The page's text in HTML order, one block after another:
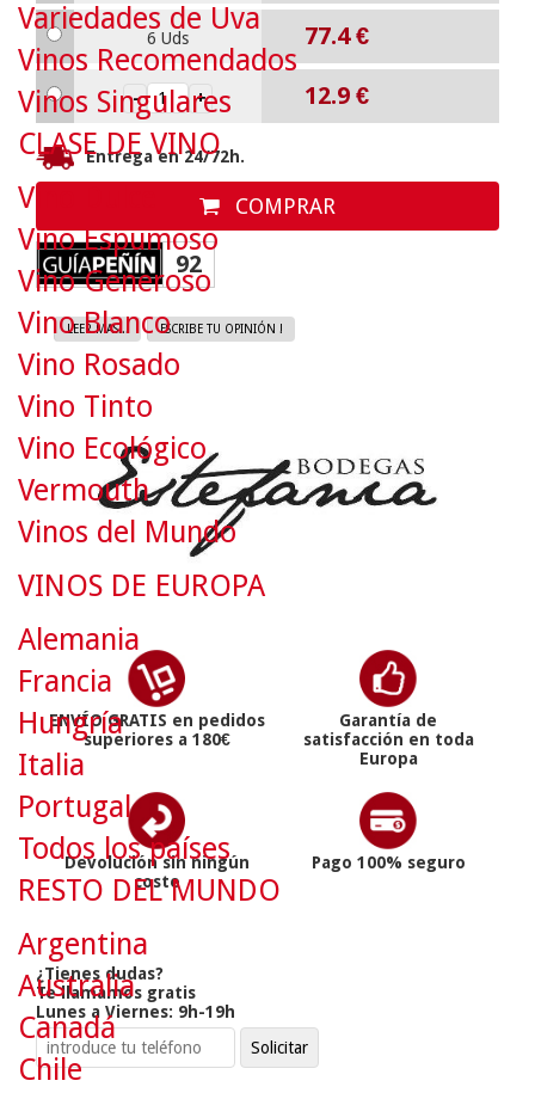
6 Uds 77.4€
12.9 €
Entrega en 24/72h.
COMPRAR
92
LEER MAS... ESCRIBE TU OPINIÓN !
ENVÍO GRATIS en pedidos
superiores a 180€
Garantía de
satisfacción en toda
Europa
Devolución sin ningún
coste
Pago 100% seguro
¿Tienes dudas?
Te llamamos gratis
Lunes a Viernes: 9h-19h
Variedades de Uva
Vinos Recomendados
Vinos Singulares
CLASE DE VINO
Vino Dulce
Vino Espumoso
Vino Generoso
Vino Blanco
Vino Rosado
Vino Tinto
Vino Ecológico
Vermouth
Vinos del Mundo
VINOS DE EUROPA
Alemania
Francia
Hungría
Italia
Portugal
Todos los países
RESTO DEL MUNDO
Argentina
Australia
Canadá
Chile